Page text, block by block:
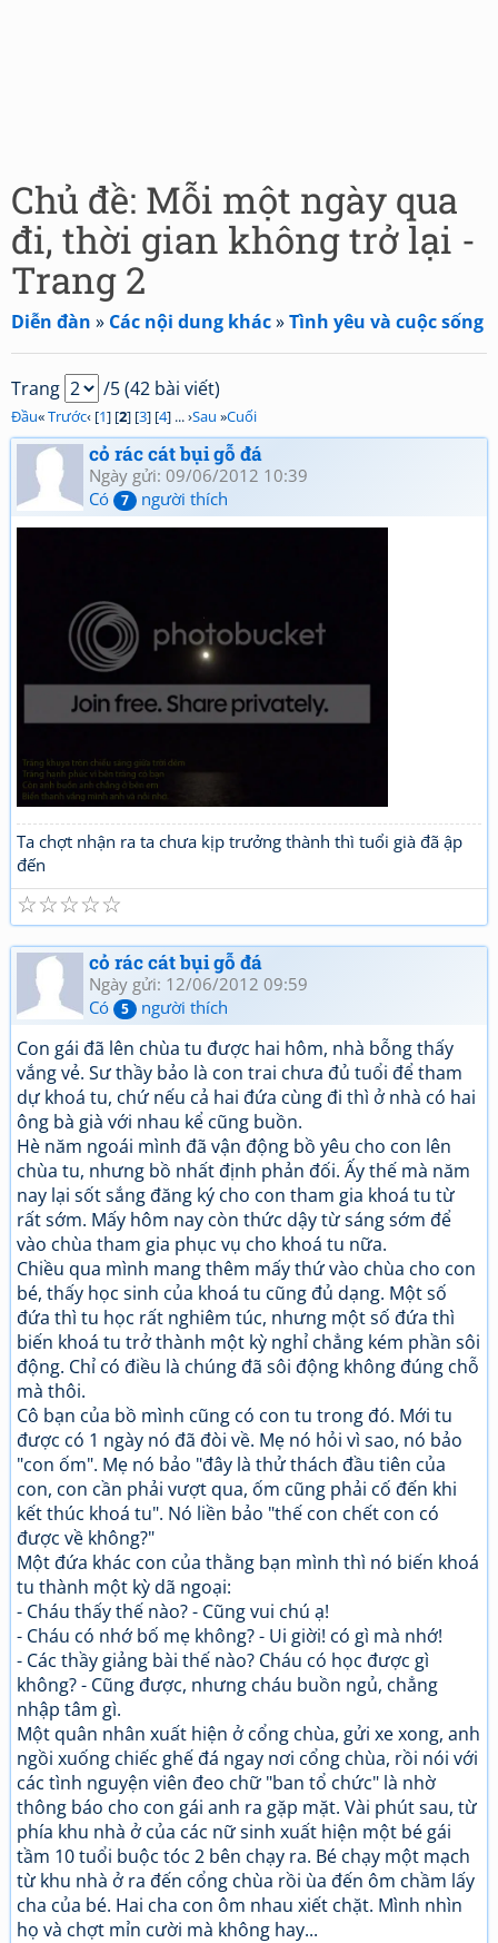
Chủ đề: Mỗi một ngày qua
đi, thời gian không trở lại -
Trang 2
Diễn đàn » Các nội dung khác»Tình yêu và cuộc sống
Trang /5 (42 bài viết)
Đầu«Trước‹ [1] [2] [3] [4] ... ›Sau »Cuối
cỏ rác cát bụi gỗ đá
Ngày gửi: 09/06/2012 10:39
Có
7 người thích
Ta chợt nhận ra ta chưa kịp trưởng thành thì tuổi già đã ập
đến
☆
☆
☆
☆
☆
cỏ rác cát bụi gỗ đá
Ngày gửi: 12/06/2012 09:59
Có
5 người thích
Con gái đã lên chùa tu được hai hôm, nhà bỗng thấy
vắng vẻ. Sư thầy bảo là con trai chưa đủ tuổi để tham
dự khoá tu, chứ nếu cả hai đứa cùng đi thì ở nhà có hai
ông bà già với nhau kể cũng buồn.
Hè năm ngoái mình đã vận động bồ yêu cho con lên
chùa tu, nhưng bồ nhất định phản đối. Ấy thế mà năm
nay lại sốt sắng đăng ký cho con tham gia khoá tu từ
rất sớm. Mấy hôm nay còn thức dậy từ sáng sớm để
vào chùa tham gia phục vụ cho khoá tu nữa.
Chiều qua mình mang thêm mấy thứ vào chùa cho con
bé, thấy học sinh của khoá tu cũng đủ dạng. Một số
đứa thì tu học rất nghiêm túc, nhưng một số đứa thì
biến khoá tu trở thành một kỳ nghỉ chẳng kém phần sôi
động. Chỉ có điều là chúng đã sôi động không đúng chỗ
mà thôi.
Cô bạn của bồ mình cũng có con tu trong đó. Mới tu
được có 1 ngày nó đã đòi về. Mẹ nó hỏi vì sao, nó bảo
"con ốm". Mẹ nó bảo "đây là thử thách đầu tiên của
con, con cần phải vượt qua, ốm cũng phải cố đến khi
kết thúc khoá tu". Nó liền bảo "thế con chết con có
được về không?"
Một đứa khác con của thằng bạn mình thì nó biến khoá
tu thành một kỳ dã ngoại:
- Cháu thấy thế nào? - Cũng vui chú ạ!
- Cháu có nhớ bố mẹ không? - Ui giời! có gì mà nhớ!
- Các thầy giảng bài thế nào? Cháu có học được gì
không? - Cũng được, nhưng cháu buồn ngủ, chẳng
nhập tâm gì.
Một quân nhân xuất hiện ở cổng chùa, gửi xe xong, anh
ngồi xuống chiếc ghế đá ngay nơi cổng chùa, rồi nói với
các tình nguyện viên đeo chữ "ban tổ chức" là nhờ
thông báo cho con gái anh ra gặp mặt. Vài phút sau, từ
phía khu nhà ở của các nữ sinh xuất hiện một bé gái
tầm 10 tuổi buộc tóc 2 bên chạy ra. Bé chạy một mạch
từ khu nhà ở ra đến cổng chùa rồi ùa đến ôm chầm lấy
cha của bé. Hai cha con ôm nhau xiết chặt. Mình nhìn
họ và chợt mỉn cười mà không hay...